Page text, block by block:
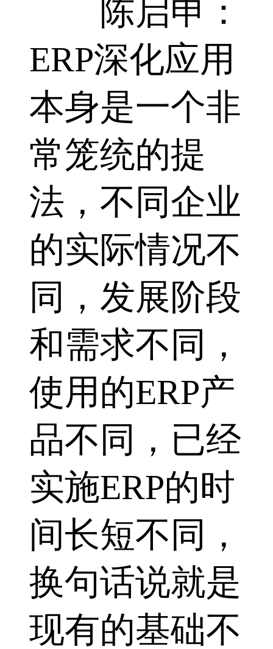
陈启申：
ERP深化应用
本身是一个非
常笼统的提
法，不同企业
的实际情况不
同，发展阶段
和需求不同，
使用的ERP产
品不同，已经
实施ERP的时
间长短不同，
换句话说就是
现有的基础不